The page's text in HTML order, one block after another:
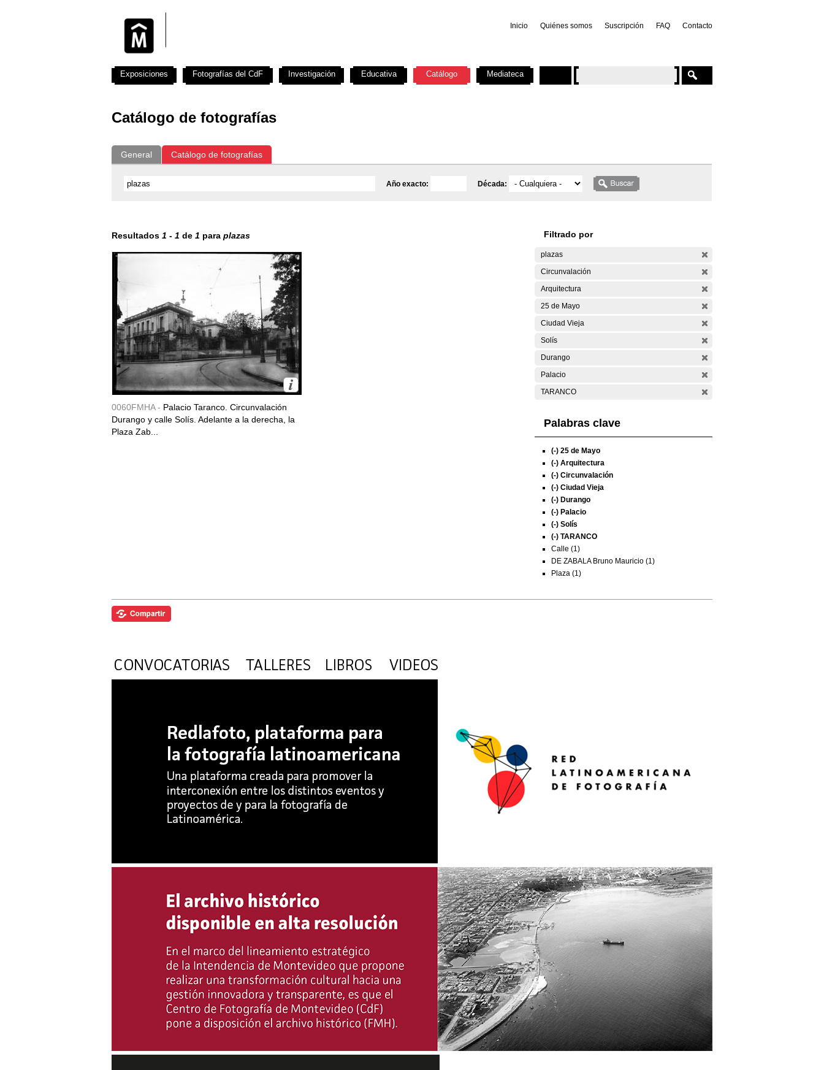
Inicio Quiénes somos Suscripción FAQ Contacto
Catálogo de fotografías
General Catálogo de fotografías
Año exacto: Década:
Resultados 1 - 1 de 1 para plazas
0060FMHA - Palacio Taranco. Circunvalación
Durango y calle Solís. Adelante a la derecha, la
Plaza Zab...
Filtrado por
plazas
Circunvalación
Arquitectura
25 de Mayo
Ciudad Vieja
Solís
Durango
Palacio
TARANCO
Palabras clave
(-) 25 de Mayo
(-) Arquitectura
(-) Circunvalación
(-) Ciudad Vieja
(-) Durango
(-) Palacio
(-) Solís
(-) TARANCO
Calle (1)
DE ZABALA Bruno Mauricio (1)
Plaza (1)
Exposiciones Fotografías del CdF Investigación Educativa Catálogo Mediateca